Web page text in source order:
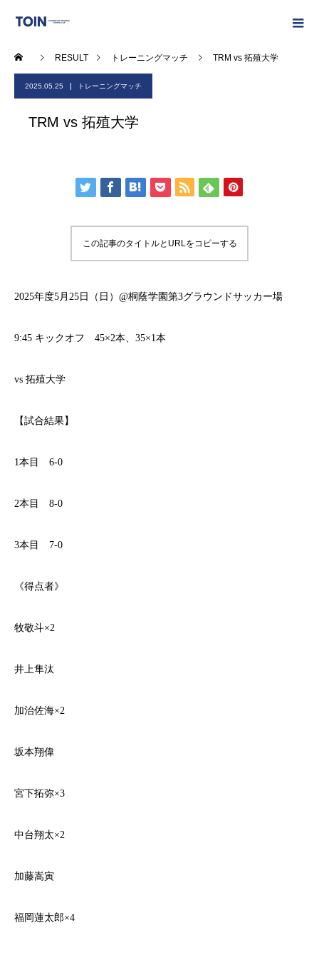
RESULT トレーニングマッチ TRM vs 拓殖大学
2025.05.25 トレーニングマッチ
TRM vs 拓殖大学
この記事のタイトルとURLをコピーする
2025年度5月25日（日）@桐蔭学園第3グラウンドサッカー場
9:45 キックオフ 45×2本、35×1本
vs 拓殖大学
【試合結果】
1本目 6-0
2本目 8-0
3本目 7-0
《得点者》
牧敬斗×2
井上隼汰
加治佐海×2
坂本翔偉
宮下拓弥×3
中台翔太×2
加藤嵩寅
福岡蓮太郎×4